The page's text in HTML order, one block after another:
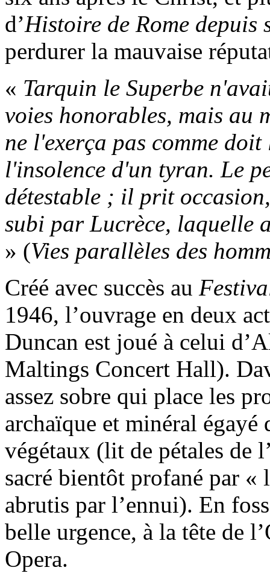
d’Histoire de Rome depuis
perdurer la mauvaise
« Tarquin le Superbe
voies honorables, mais au
ne l'exerça pas comme
l'insolence d'un tyran. Le
détestable ; il prit
subi par Lucrèce, laquelle
» (Vies parallèles des
Créé avec succès au
1946, l’ouvrage en deux
Duncan est joué à celui
Maltings Concert Hall).
assez sobre qui place les
archaïque et minéral
végétaux (lit de pétales de
sacré bientôt profané par «
abrutis par l’ennui). En
belle urgence, à la tête de
Opera.